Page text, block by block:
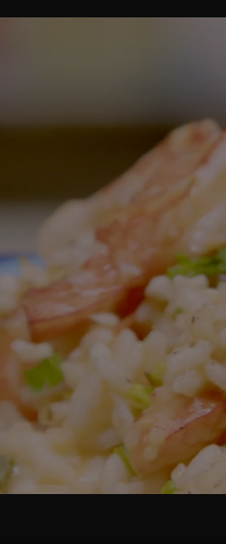
Pulire i gamberi e
prezzemolo e fare un
quindi sfumare il vino.
RISOTTO CON
GUARDA QUI
Filtrate e sarà pronto
pomodori e una metà
sfumate con un po’ di
aggiungete gli altri
servite.